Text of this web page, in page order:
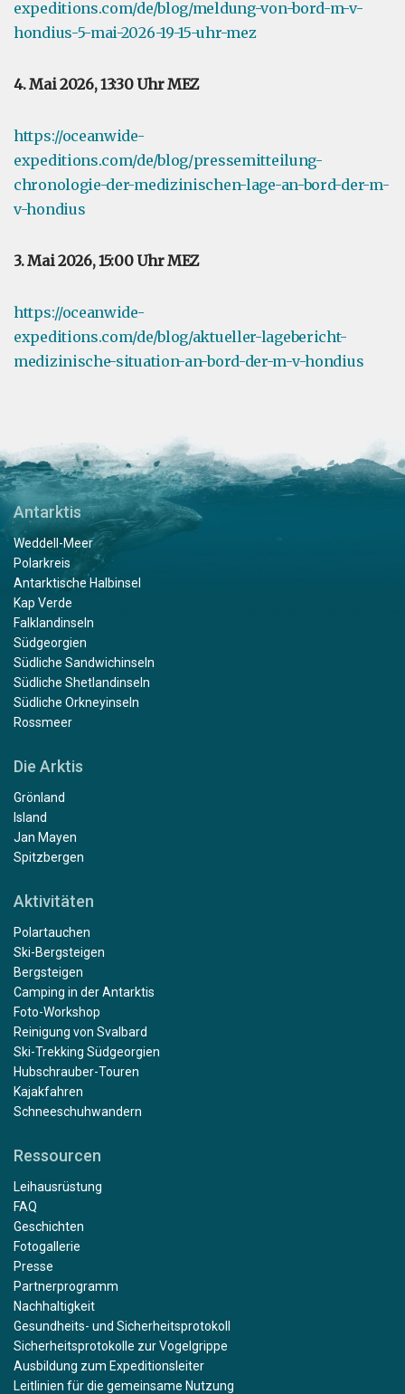
expeditions.com/de/blog/meldung-von-bord-m-v-
hondius-5-mai-2026-19-15-uhr-mez
4. Mai 2026, 13:30 Uhr MEZ
https://oceanwide-
expeditions.com/de/blog/pressemitteilung-
chronologie-der-medizinischen-lage-an-bord-der-m-
v-hondius
3. Mai 2026, 15:00 Uhr MEZ
https://oceanwide-
expeditions.com/de/blog/aktueller-lagebericht-
medizinische-situation-an-bord-der-m-v-hondius
Antarktis
Weddell-Meer
Polarkreis
Antarktische Halbinsel
Kap Verde
Falklandinseln
Südgeorgien
Südliche Sandwichinseln
Südliche Shetlandinseln
Südliche Orkneyinseln
Rossmeer
Die Arktis
Grönland
Island
Jan Mayen
Spitzbergen
Aktivitäten
Polartauchen
Ski-Bergsteigen
Bergsteigen
Camping in der Antarktis
Foto-Workshop
Reinigung von Svalbard
Ski-Trekking Südgeorgien
Hubschrauber-Touren
Kajakfahren
Schneeschuhwandern
Ressourcen
Leihausrüstung
FAQ
Geschichten
Fotogallerie
Presse
Partnerprogramm
Nachhaltigkeit
Gesundheits- und Sicherheitsprotokoll
Sicherheitsprotokolle zur Vogelgrippe
Ausbildung zum Expeditionsleiter
Leitlinien für die gemeinsame Nutzung